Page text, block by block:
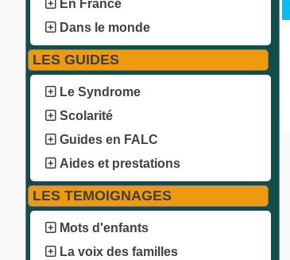
En France
Dans le monde
LES GUIDES
Le Syndrome
Scolarité
Guides en FALC
Aides et prestations
LES TEMOIGNAGES
Mots d'enfants
La voix des familles